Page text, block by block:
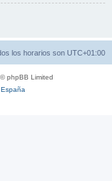
los horarios son UTC+01:00
phpBB Limited